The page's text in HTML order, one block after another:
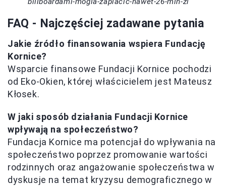
FAQ - Najczęściej zadawane pytania
Jakie źródło finansowania wspiera Fundację
Kornice?
Wsparcie finansowe Fundacji Kornice pochodzi
od Eko-Okien, której właścicielem jest Mateusz
Kłosek.
W jaki sposób działania Fundacji Kornice
wpływają na społeczeństwo?
Fundacja Kornice ma potencjał do wpływania na
społeczeństwo poprzez promowanie wartości
rodzinnych oraz angażowanie społeczeństwa w
dyskusje na temat kryzysu demograficznego w